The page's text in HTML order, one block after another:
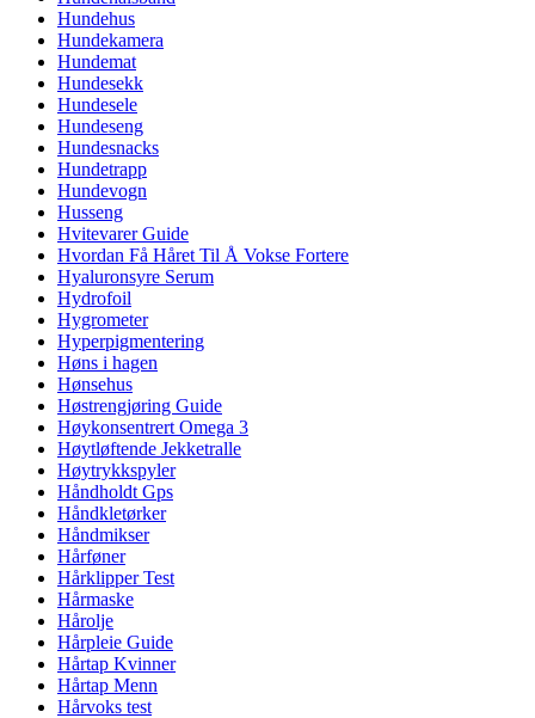
Hundehus
Hundekamera
Hundemat
Hundesekk
Hundesele
Hundeseng
Hundesnacks
Hundetrapp
Hundevogn
Husseng
Hvitevarer Guide
Hvordan Få Håret Til Å Vokse Fortere
Hyaluronsyre Serum
Hydrofoil
Hygrometer
Hyperpigmentering
Høns i hagen
Hønsehus
Høstrengjøring Guide
Høykonsentrert Omega 3
Høytløftende Jekketralle
Høytrykkspyler
Håndholdt Gps
Håndkletørker
Håndmikser
Hårføner
Hårklipper Test
Hårmaske
Hårolje
Hårpleie Guide
Hårtap Kvinner
Hårtap Menn
Hårvoks test